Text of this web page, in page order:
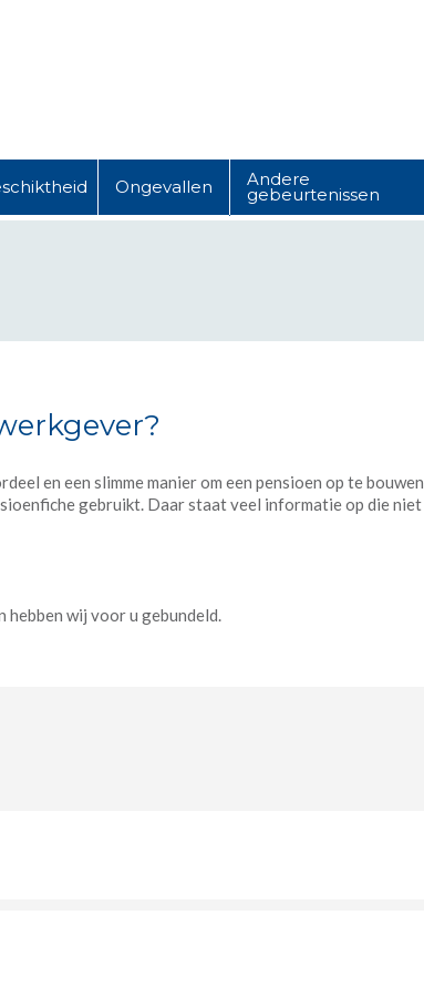
Ongevallen Andere
gebeurtenissen
en een slimme manier om een pensioen op te
gebruikt. Daar staat veel informatie op die
hebben wij voor u gebundeld.